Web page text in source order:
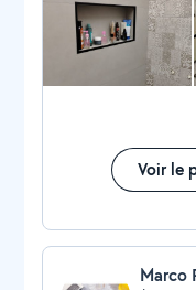
Voir le
Marco